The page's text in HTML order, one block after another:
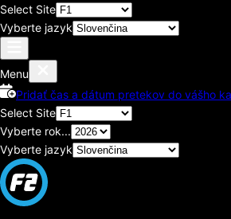
Select Site
Vyberte jazyk
Menu
Pridať čas a dátum pretekov do vášho
Select Site
Vyberte rok...
Vyberte jazyk